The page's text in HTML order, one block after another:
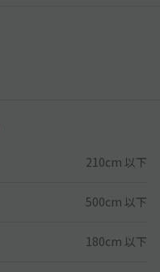
210cm 以下
500cm 以下
180cm 以下